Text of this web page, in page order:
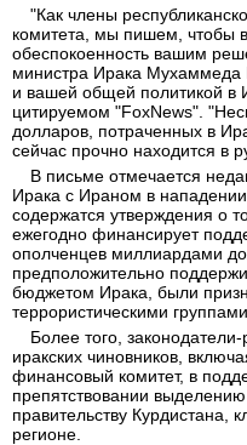
"Как члены
комитета, мы пишем, чтобы
обеспокоенность вашим
министра Ирака
и вашей общей политикой в
цитируемом "FoxNews".
долларов, потраченных в
сейчас прочно находится в
В письме отмечается
Ирака с Ираном в
содержатся утверждения о
ежегодно финансирует
ополченцев миллиардами
предположительно
бюджетом Ирака, были
террористическими группами.
Более того,
иракских чиновников,
финансовый комитет, в
препятствовании
правительству
регионе.